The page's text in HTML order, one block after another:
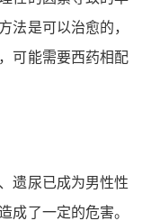
法是可以治愈的，
可能需要西药相配
遗尿已成为男性性
成了一定的危害。